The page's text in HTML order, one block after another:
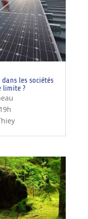
les sociétés
limite ?